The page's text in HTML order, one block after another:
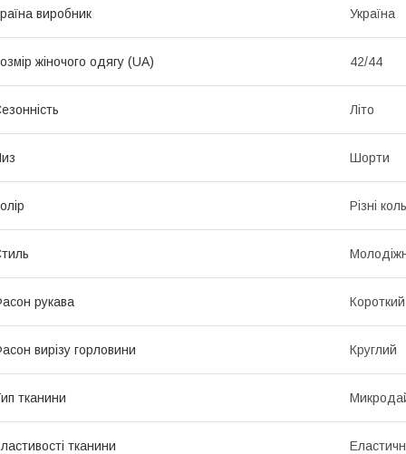
виробник Україна
жіночого одягу (UA) 42/44
Літо
Шорти
Різні
рукава Короткий
вирізу горловини Круглий
тканини
тканини